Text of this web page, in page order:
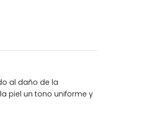
al daño de la
piel un tono uniforme y